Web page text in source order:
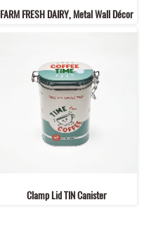
FARM FRESH DAIRY, Metal Wall Décor
Clamp Lid TIN Canister